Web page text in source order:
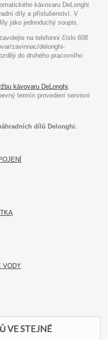
kávovaru DeLonghi
díly a příslušenství. V
jako jednoduchý soupis.
na telefonní číslo 608
zavinnac/delonghi-
do druhého pracovního
kávovaru DeLonghi,
termín provedení servisní
dílů Delonghi.
VODY
VE STEJNÉ